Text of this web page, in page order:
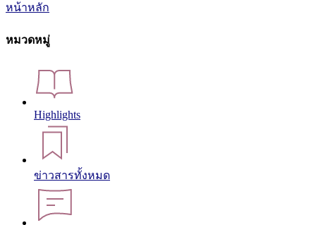
หน้าหลัก
หมวดหมู่
Highlights
ข่าวสารทั้งหมด